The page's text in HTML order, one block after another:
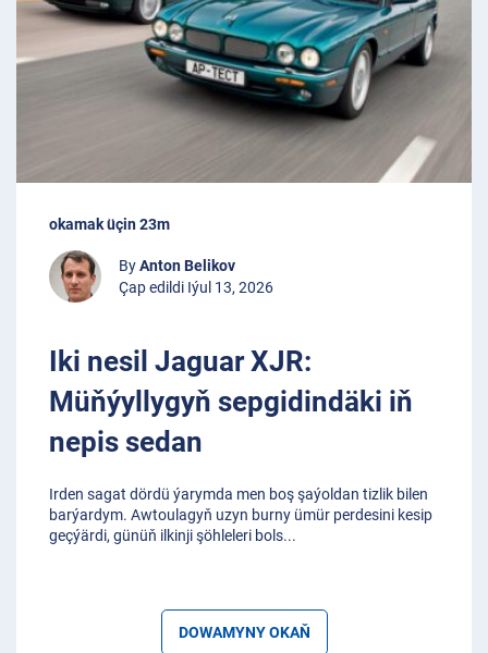
okamak üçin 23m
ByAnton Belikov
Çap edildi Iýul 13, 2026
Iki nesil Jaguar XJR:
Müňýyllygyň sepgidindäki iň
nepis sedan
Irden sagat dördü ýarymda men boş şaýoldan tizlik bilen
barýardym. Awtoulagyň uzyn burny ümür perdesini kesip
geçýärdi, günüň ilkinji şöhleleri bols...
DOWAMYNY OKAŇ